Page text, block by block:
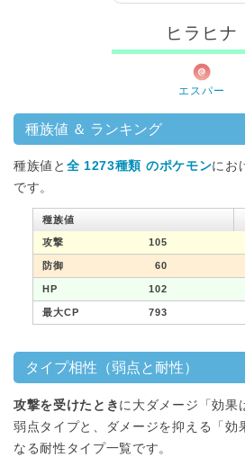
ヒラヒナ
エスパー
種族値 ＆ ランキング
種族値と 全 1273種類 のポケモンにお
です。
種族値
攻撃 105
防御 60
HP 102
最大CP 793
タイプ相性（弱点と耐性）
攻撃を受けたとき に大ダメージ「効果
弱点タイプと、ダメージを抑える「効
なる耐性タイプ一覧です。